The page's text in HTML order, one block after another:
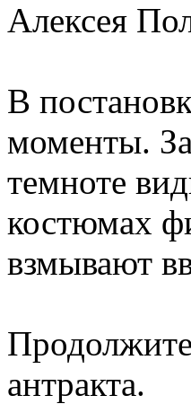
Алексея
В
моменты.
темноте
костюмах
взмывают
антракта.